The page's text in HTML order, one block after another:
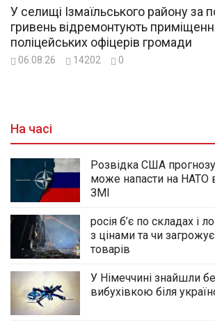
У селищі Ізмаїльського району за
гривень відремонтують
поліцейських офіцерів громади
06.08.26 14202 0
На часі
Розвідка США
може напасти на НАТО
ЗМІ
росія б’є по складах і
з цінами та чи
товарів
У Німеччині знайшли
вибухівкою біля